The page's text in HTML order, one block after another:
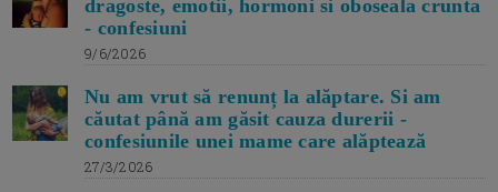
dragoste, emotii, hormoni si oboseala crunta
- confesiuni
9/6/2026
Nu am vrut să renunț la alăptare. Si am
căutat până am găsit cauza durerii -
confesiunile unei mame care alăptează
27/3/2026